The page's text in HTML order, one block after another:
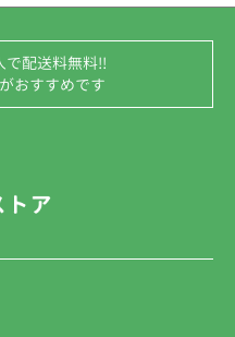
で配送料無料!!
おすすめです